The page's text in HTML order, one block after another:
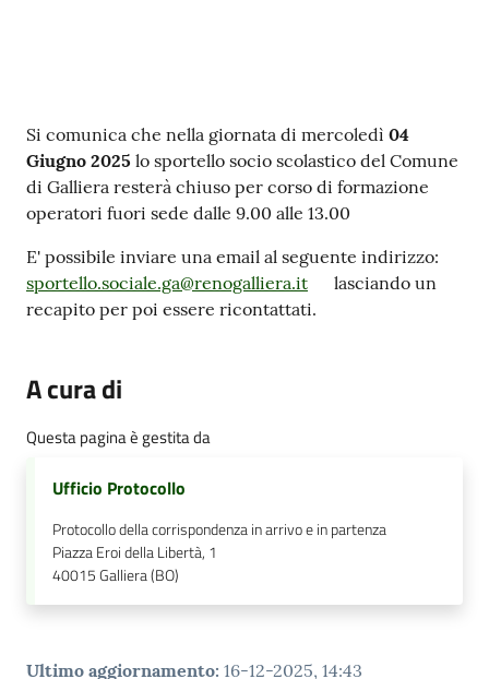
Contenuto
Si comunica che nella giornata di mercoledì 04
Giugno 2025 lo sportello socio scolastico del Comune
di Galliera resterà chiuso per corso di formazione
operatori fuori sede dalle 9.00 alle 13.00
E' possibile inviare una email al seguente indirizzo:
sportello.sociale.ga@renogalliera.it
lasciando un
recapito per poi essere ricontattati.
A cura di
Questa pagina è gestita da
Ufficio Protocollo
Protocollo della corrispondenza in arrivo e in partenza
Piazza Eroi della Libertà, 1
40015Galliera (BO)
Ultimo aggiornamento: 16-12-2025, 14:43